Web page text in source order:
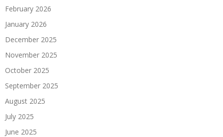
February 2026
January 2026
December 2025
November 2025
October 2025
September 2025
August 2025
July 2025
June 2025